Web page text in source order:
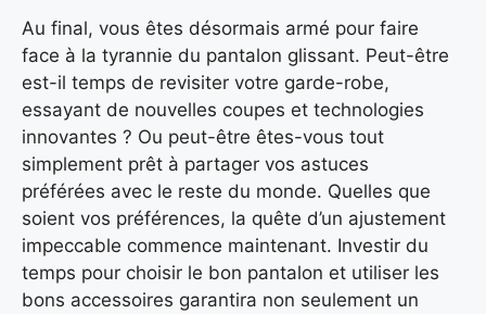
Au final, vous êtes désormais armé pour faire
face à la tyrannie du pantalon glissant. Peut-être
est-il temps de revisiter votre garde-robe,
essayant de nouvelles coupes et technologies
innovantes ? Ou peut-être êtes-vous tout
simplement prêt à partager vos astuces
préférées avec le reste du monde. Quelles que
soient vos préférences, la quête d’un ajustement
impeccable commence maintenant. Investir du
temps pour choisir le bon pantalon et utiliser les
bons accessoires garantira non seulement un